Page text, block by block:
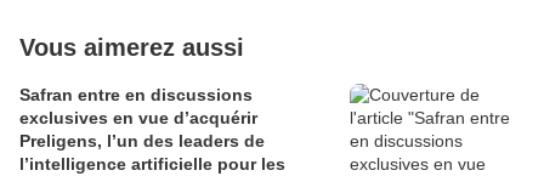
Vous aimerez aussi
Safran entre en discussions
exclusives en vue d’acquérir
Preligens, l’un des leaders de
l’intelligence artificielle pour les